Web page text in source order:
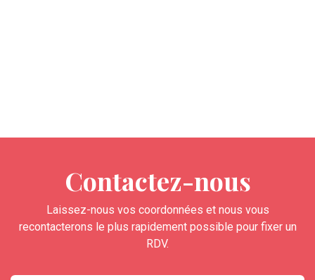
Contactez-nous
Laissez-nous vos coordonnées et nous vous
recontacterons le plus rapidement possible pour fixer un
RDV.